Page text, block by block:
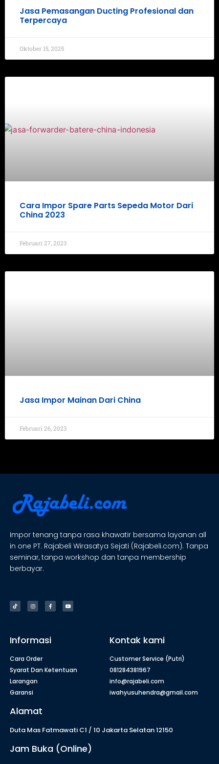
Jasa Pemasangan Ducting Profesional dan
Terpercaya
Oktober 15, 2025
Cara Impor Spare Parts Sepeda Motor Dari
China 2023
Februari 27, 2023
Jasa Impor Mainan Dari China
Februari 26, 2023
Impor tenang tanpa rasa khawatir bersama layanan all
in one PT. Rajabeli Wirasatya Sejati (Rajabeli.com). Tanpa
seminar, tanpa workshop dan tanpa membership
berbayar.
Informasi
Cara Order
Syarat Dan Ketentuan
Larangan
Garansi
Kontak kami
Customer Service (Putri)
081284381967
info@rajabeli.com
iwahyusuhendra@gmail.com
Alamat
Duta Mas Fatmawati C1 / 10 Jakarta Selatan 12150
Jam Buka (Online)